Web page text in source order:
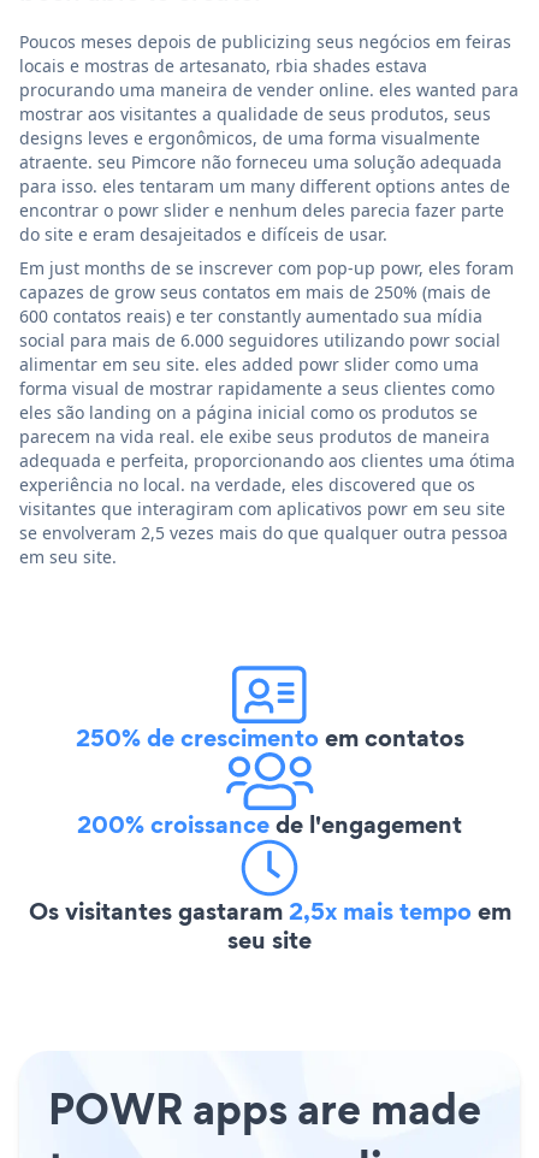
Poucos meses depois de publicizing seus negócios em feiras
locais e mostras de artesanato, rbia shades estava
procurando uma maneira de vender online. eles wanted para
mostrar aos visitantes a qualidade de seus produtos, seus
designs leves e ergonômicos, de uma forma visualmente
atraente. seu Pimcore não forneceu uma solução adequada
para isso. eles tentaram um many different options antes de
encontrar o powr slider e nenhum deles parecia fazer parte
do site e eram desajeitados e difíceis de usar.
Em just months de se inscrever com pop-up powr, eles foram
capazes de grow seus contatos em mais de 250% (mais de
600 contatos reais) e ter constantly aumentado sua mídia
social para mais de 6.000 seguidores utilizando powr social
alimentar em seu site. eles added powr slider como uma
forma visual de mostrar rapidamente a seus clientes como
eles são landing on a página inicial como os produtos se
parecem na vida real. ele exibe seus produtos de maneira
adequada e perfeita, proporcionando aos clientes uma ótima
experiência no local. na verdade, eles discovered que os
visitantes que interagiram com aplicativos powr em seu site
se envolveram 2,5 vezes mais do que qualquer outra pessoa
em seu site.
250% de crescimentoem contatos
200% croissancede l'engagement
Os visitantes gastaram2,5x mais tempoem
seu site
POWR apps are made